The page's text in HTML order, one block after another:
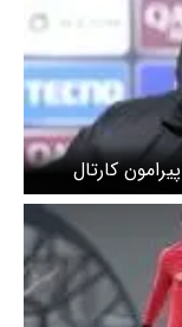
کارتال